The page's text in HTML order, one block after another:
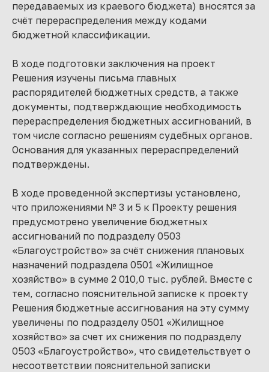
передаваемых из краевого бюджета) вносятся за
счёт перераспределения между кодами
бюджетной классификации.
В ходе подготовки заключения на проект
Решения изучены письма главных
распорядителей бюджетных средств, а также
документы, подтверждающие необходимость
перераспределения бюджетных ассигнований, в
том числе согласно решениям судебных органов.
Основания для указанных перераспределений
подтверждены.
В ходе проведенной экспертизы установлено,
что приложениями № 3 и 5 к Проекту решения
предусмотрено увеличение бюджетных
ассигнований по подразделу 0503
«Благоустройство» за счёт снижения плановых
назначений подраздела 0501 «Жилищное
хозяйство» в сумме 2 010,0 тыс. рублей. Вместе с
тем, согласно пояснительной записке к проекту
Решения бюджетные ассигнования на эту сумму
увеличены по подразделу 0501 «Жилищное
хозяйство» за счет их снижения по подразделу
0503 «Благоустройство», что свидетельствует о
несоответствии пояснительной записки